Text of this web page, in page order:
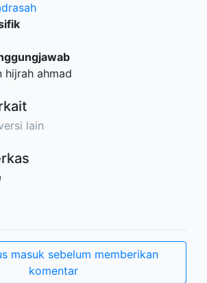
hijrah ahmad
lain
masuk sebelum memberikan
komentar